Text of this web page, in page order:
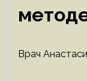
Врач